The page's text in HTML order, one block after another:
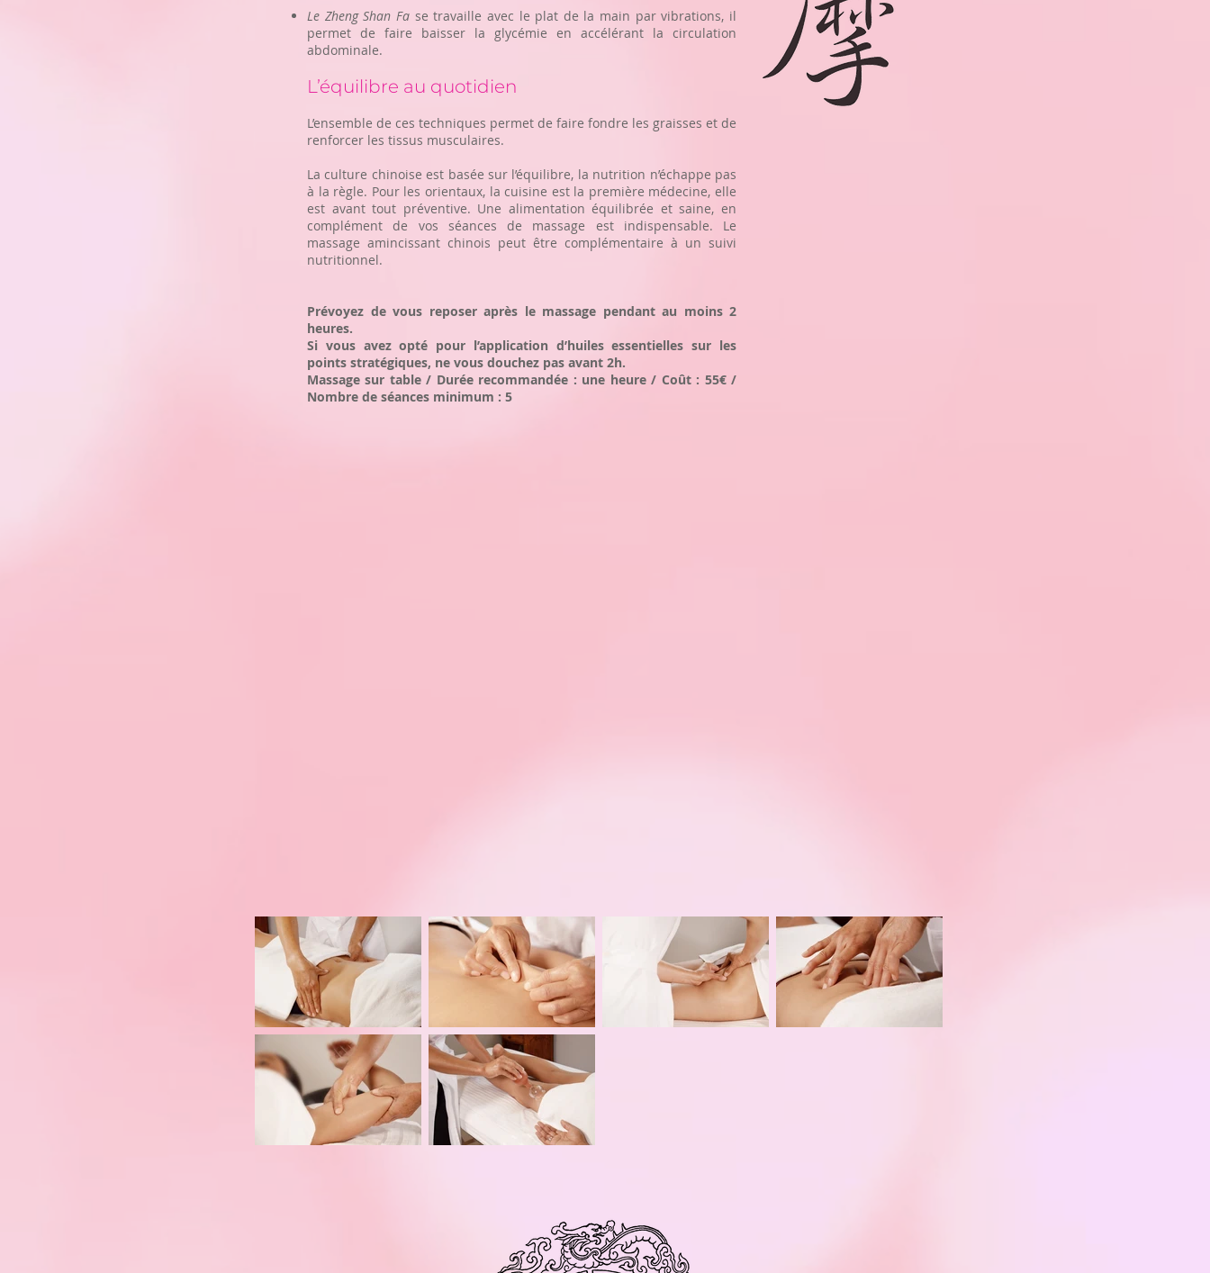
Le Zheng Shan Fase travaille avec le plat de la main par vibrations, il
permet de faire baisser la glycémie en accélérant la circulation
abdominale.
L’équilibre au quotidien
L’ensemble de ces techniques permet de faire fondre les graisses et de
renforcer les tissus musculaires.
La culture chinoise est basée sur l’équilibre, la nutrition n’échappe pas
à la règle. Pour les orientaux, la cuisine est la première médecine, elle
est avant tout préventive. Une alimentation équilibrée et saine, en
complément de vos séances de massage est indispensable. Le
massage amincissant chinois peut être complémentaire à un suivi
nutritionnel.
Prévoyez de vous reposer après le massage pendant au moins 2
heures.
Si vous avez opté pour l’application d’huiles essentielles sur les
points stratégiques, ne vous douchez pas avant 2h.
Massage sur table / Durée recommandée : une heure / Coût : 55€ /
Nombre de séances minimum : 5